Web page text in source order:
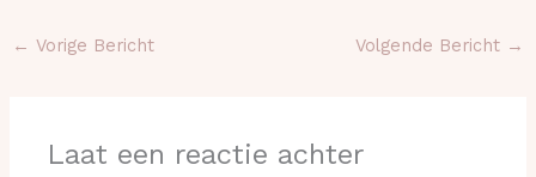
← Vorige Bericht Volgende Bericht →
Laat een reactie achter